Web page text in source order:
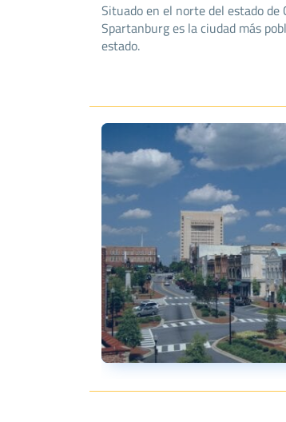
Situado en el norte del estado de
Spartanburg es la ciudad más
estado.